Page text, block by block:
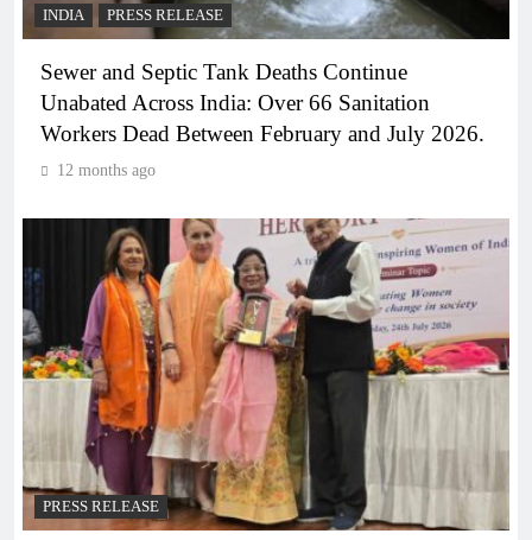
INDIA PRESS RELEASE
Sewer and Septic Tank Deaths Continue
Unabated Across India: Over 66 Sanitation
Workers Dead Between February and July 2026.
12 months ago
PRESS RELEASE